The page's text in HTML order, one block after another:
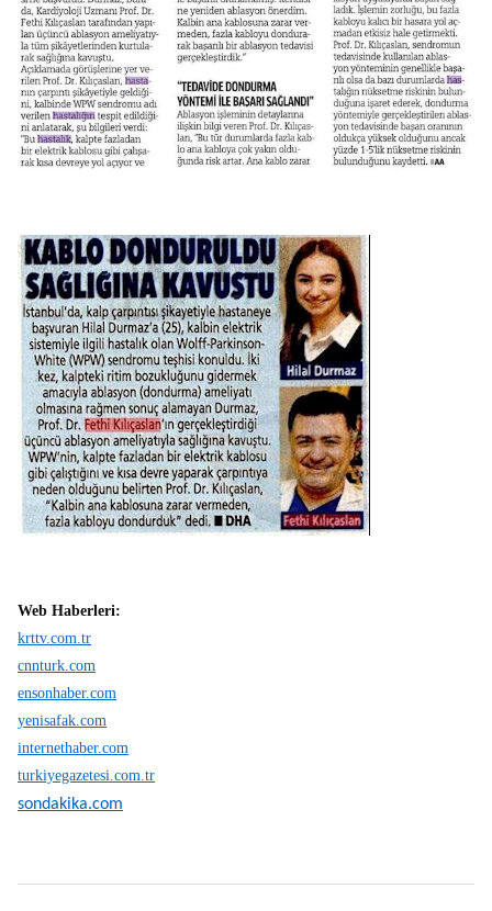
Web Haberleri:
krttv.com.tr
cnnturk.com
ensonhaber.com
yenisafak.com
internethaber.com
turkiyegazetesi.com.tr
sondakika.com